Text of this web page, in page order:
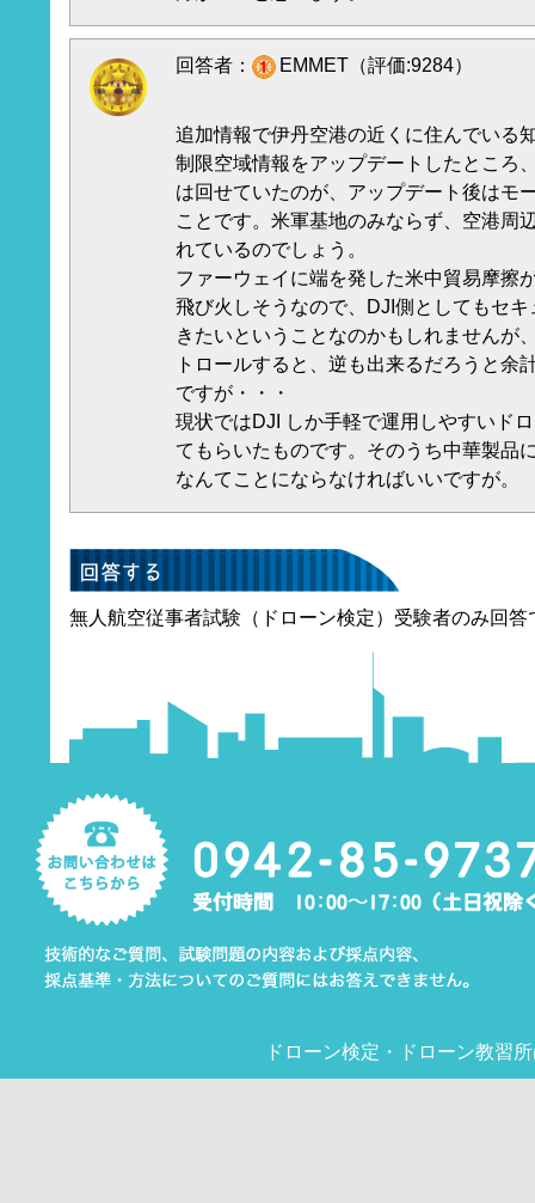
回答者： EMMET（評価:9284）
追加情報で伊丹空港の近くに住んでいる
制限空域情報をアップデートしたところ
は回せていたのが、アップデート後はモ
ことです。米軍基地のみならず、空港周
れているのでしょう。
ファーウェイに端を発した米中貿易摩擦
飛び火しそうなので、DJI側としてもセ
きたいということなのかもしれませんが
トロールすると、逆も出来るだろうと余
ですが・・・
現状ではDJI しか手軽で運用しやすいド
てもらいたものです。そのうち中華製品
なんてことにならなければいいですが。
無人航空従事者試験（ドローン検定）受験者のみ回答
ドローン検定 ・ ドローン教習所